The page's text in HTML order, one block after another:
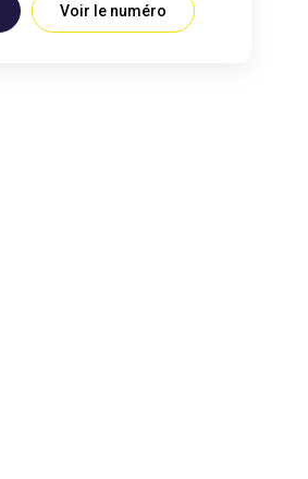
Voir le numéro